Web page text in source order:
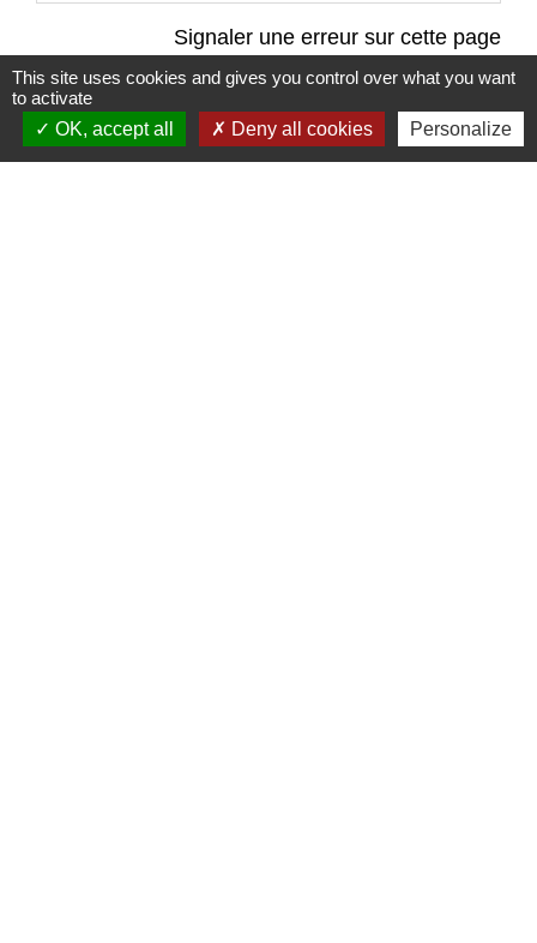
Signaler une erreur sur cette page
This site uses cookies and gives you control over what you want
to activate
OK, accept all
Deny all cookies Personalize